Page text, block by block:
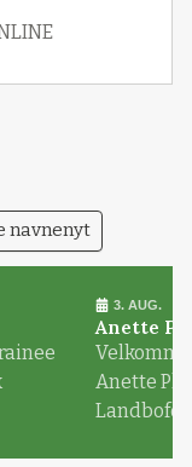
navnenyt
3. AUG.
Anette
Anette